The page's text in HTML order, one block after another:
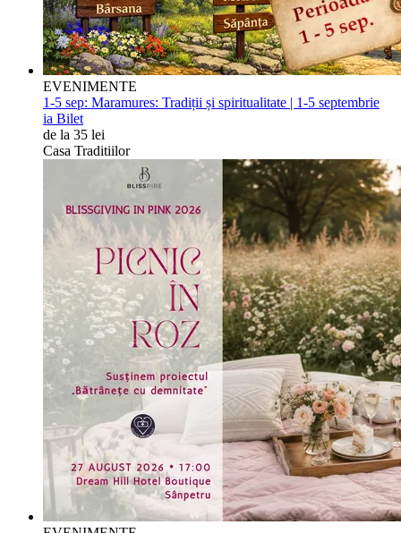
EVENIMENTE
1-5 sep: Maramures: Tradiții și spiritualitate | 1-5 septembrie
ia Bilet
de la 35 lei
Casa Traditiilor